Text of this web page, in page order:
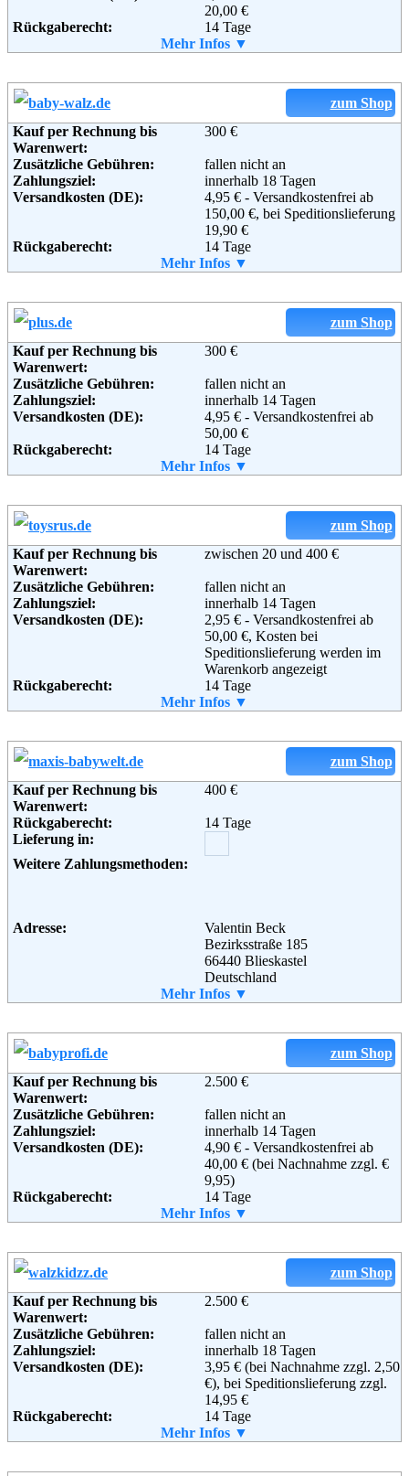
20,00 €
Rückgaberecht:
14 Tage
Ja
Weitere Zahlungsmethoden:
Adresse:
babymarkt.de GmbH
Wulfshofstrasse 22
44149 Dortmund
Telefon:
+49 (0)1805 - 210610
+49 (0)1805 - 210611
Weiterführende
Informationen:
AGB
Mehr Infos ▼
zum Shop
Kauf per Rechnung bis
Warenwert:
300 €
Zusätzliche Gebühren:
fallen nicht an
Zahlungsziel:
innerhalb 18 Tagen
Versandkosten (DE):
4,95 € - Versandkostenfrei ab
150,00 €, bei Speditionslieferung
19,90 €
Rückgaberecht:
14 Tage
Ja
Weitere Zahlungsmethoden:
Adresse:
Versandhaus Walz GmbH
Steinstraße 28
88339 Bad Waldsee
+49 (0) 180 5 33 40 11
Soziale Kanäle:
Weiterführende
Informationen:
Mehr Infos ▼
zum Shop
Kauf per Rechnung bis
Warenwert:
300 €
Zusätzliche Gebühren:
fallen nicht an
Zahlungsziel:
innerhalb 14 Tagen
Versandkosten (DE):
4,95 € - Versandkostenfrei ab
50,00 €
Rückgaberecht:
14 Tage
Ja
Weitere Zahlungsmethoden:
Adresse:
Plus Online GmbH
Wissollstraße 5 - 43
45478 Mülheim an der Ruhr
+49 (0) 208 - 882290
Email:
service@plus.de
Weiterführende
Informationen:
Blog,AGB
Mehr Infos ▼
zum Shop
Kauf per Rechnung bis
Warenwert:
zwischen 20 und 400 €
Zusätzliche Gebühren:
fallen nicht an
Zahlungsziel:
innerhalb 14 Tagen
Versandkosten (DE):
2,95 € - Versandkostenfrei ab
50,00 €, Kosten bei
Speditionslieferung werden im
Warenkorb angezeigt
Rückgaberecht:
14 Tage
Ja
Weitere Zahlungsmethoden:
Adresse:
Toys"R"Us GmbH
50827 Köln
Telefon:
Soziale Kanäle:
Informationen:
AGB
Mehr Infos ▼
zum Shop
Kauf per Rechnung bis
Warenwert:
400 €
Rückgaberecht:
14 Tage
Lieferung in:
Weitere Zahlungsmethoden:
Adresse:
Valentin Beck
Bezirksstraße 185
66440 Blieskastel
Deutschland
06842/7060294
Soziale Kanäle:
Weiterführende
Informationen:
Mehr Infos ▼
zum Shop
Kauf per Rechnung bis
Warenwert:
2.500 €
Zusätzliche Gebühren:
fallen nicht an
Zahlungsziel:
innerhalb 14 Tagen
Versandkosten (DE):
4,90 € - Versandkostenfrei ab
40,00 € (bei Nachnahme zzgl. €
9,95)
Rückgaberecht:
14 Tage
Ja
Mehr Infos ▼
zum Shop
Kauf per Rechnung bis
Warenwert:
2.500 €
Zusätzliche Gebühren:
fallen nicht an
Zahlungsziel:
innerhalb 18 Tagen
Versandkosten (DE):
3,95 € (bei Nachnahme zzgl. 2,50
€), bei Speditionslieferung zzgl.
14,95 €
Rückgaberecht:
14 Tage
Ja
Mehr Infos ▼